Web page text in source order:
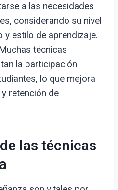
a las necesidades
considerando su nivel
y estilo de aprendizaje.
Muchas técnicas
la participación
lo que mejora
retención de
las técnicas